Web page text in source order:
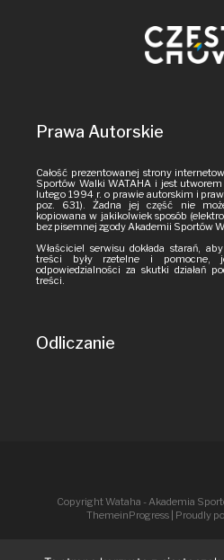
Prawa Autorskie
Całość prezentowanej strony
Sportów Walki WATAHA i jest
lutego 1994 r. o prawie autorskim i
poz. 631). Żadna jej część nie
kopiowana w jakikolwiek sposób
bez pisemnej zgody Akademii Sportów
Właściciel serwisu dokłada starań,
treści były rzetelne i pomocne,
odpowiedzialności za skutki działań
treści.
Odliczanie
Copyright Wataha - Akademia
ThemeinProgress
| Proudly